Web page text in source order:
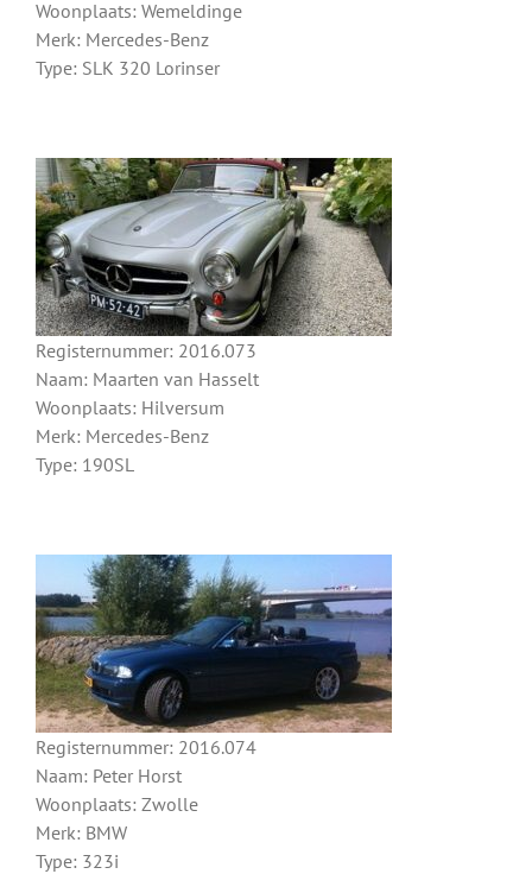
Woonplaats: Wemeldinge
Merk: Mercedes-Benz
Type: SLK 320 Lorinser
Registernummer: 2016.073
Naam: Maarten van Hasselt
Woonplaats: Hilversum
Merk: Mercedes-Benz
Type: 190SL
Registernummer: 2016.074
Naam: Peter Horst
Woonplaats: Zwolle
Merk: BMW
Type: 323i